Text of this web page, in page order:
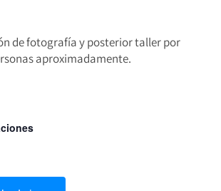
de fotografía y posterior taller por
aproximadamente.